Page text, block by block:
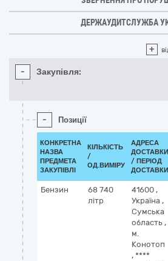
ДЕРЖАУДИТСЛУЖБА
+
- Закупівля:
- Позиції
КОНКРЕТНА
НАЗВА
ПРЕДМЕТА
ЗАКУПІВЛІ
КІЛЬКІСТЬ
/
ОД.ВИМІРУ
АДРЕСА
ДОСТАВКИ
/ ПЕРІОД
ДОСТАВКИ
Бензин
68 740
літр
41600 ,
Україна ,
Сумська
область ,
м.
Конотоп
, ****